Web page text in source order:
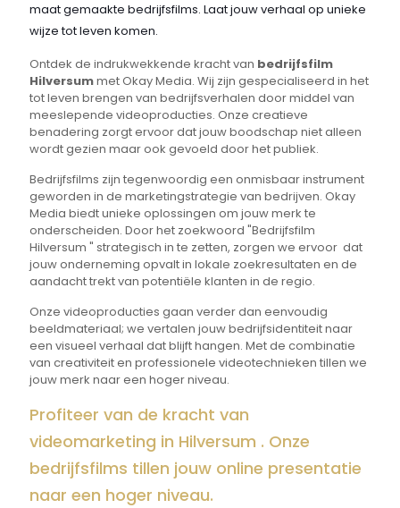
maat gemaakte bedrijfsfilms. Laat jouw verhaal op unieke
wijze tot leven komen.
Ontdek de indrukwekkende kracht van bedrijfsfilm
Hilversummet Okay Media. Wij zijn gespecialiseerd in het
tot leven brengen van bedrijfsverhalen door middel van
meeslepende videoproducties. Onze creatieve
benadering zorgt ervoor dat jouw boodschap niet alleen
wordt gezien maar ook gevoeld door het publiek.
Bedrijfsfilms zijn tegenwoordig een onmisbaar instrument
geworden in de marketingstrategie van bedrijven. Okay
Media biedt unieke oplossingen om jouw merk te
onderscheiden. Door het zoekwoord "Bedrijfsfilm
Hilversum " strategisch in te zetten, zorgen we ervoor dat
jouw onderneming opvalt in lokale zoekresultaten en de
aandacht trekt van potentiële klanten in de regio.
Onze videoproducties gaan verder dan eenvoudig
beeldmateriaal; we vertalen jouw bedrijfsidentiteit naar
een visueel verhaal dat blijft hangen. Met de combinatie
van creativiteit en professionele videotechnieken tillen we
jouw merk naar een hoger niveau.
Profiteer van de kracht van
videomarketing in Hilversum . Onze
bedrijfsfilms tillen jouw online presentatie
naar een hoger niveau.